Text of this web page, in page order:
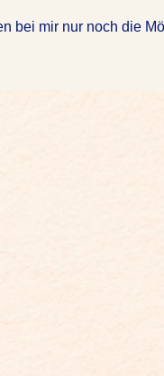
bei mir nur noch die